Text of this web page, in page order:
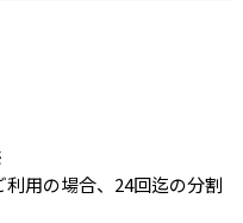
用の場合、24回迄の分割